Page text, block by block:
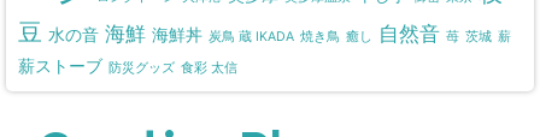
豆 水の音 海鮮 海鮮丼 炭鳥 蔵 IKADA 焼き鳥 癒し 自然音 苺 茨城 薪
薪ストーブ 防災グッズ 食彩 太信